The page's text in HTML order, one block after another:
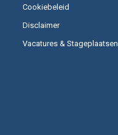
Cookiebeleid
Disclaimer
Vacatures & Stageplaatsen